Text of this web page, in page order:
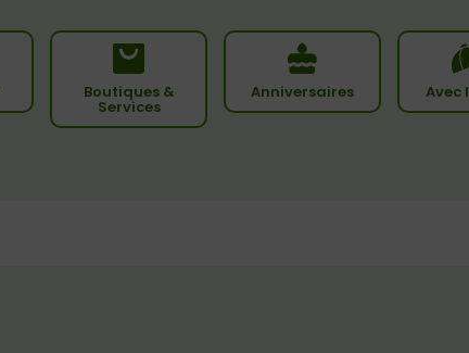
Boutiques &
Services
Anniversaires Avec